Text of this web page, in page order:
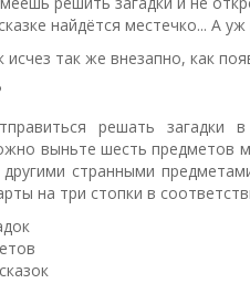
найдётся местечко... А
исчез так же внезапно, как
решать загадки
выньте шесть предметов
странными
на три стопки в